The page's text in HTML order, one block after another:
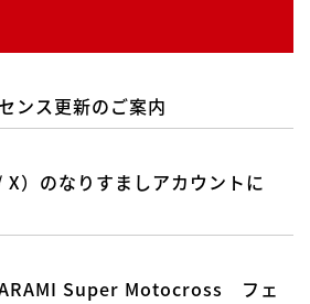
ンス更新のご案内
）のなりすましアカウントに
Super Motocross フェ